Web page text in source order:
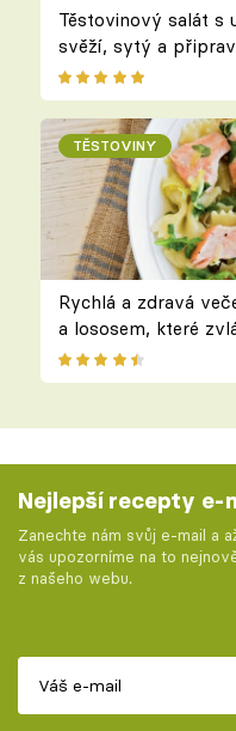
Těstovinový salát s
svěží, sytý a
TĚSTOVINY
Rychlá a zdravá
a lososem, které
Nejlepší recepty e-
Zanechte nám svůj e-mail a
vás upozorníme na to
z našeho webu.